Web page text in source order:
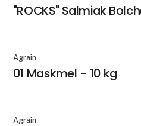
"ROCKS" Salmiak
Agrain
01 Maskmel - 10 kg
Agrain